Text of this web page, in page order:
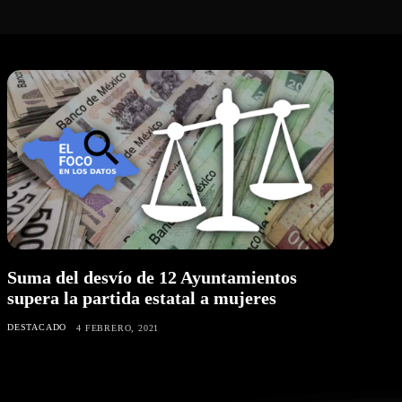
Suma del desvío de 12 Ayuntamientos
supera la partida estatal a mujeres
DESTACADO 4 FEBRERO, 2021